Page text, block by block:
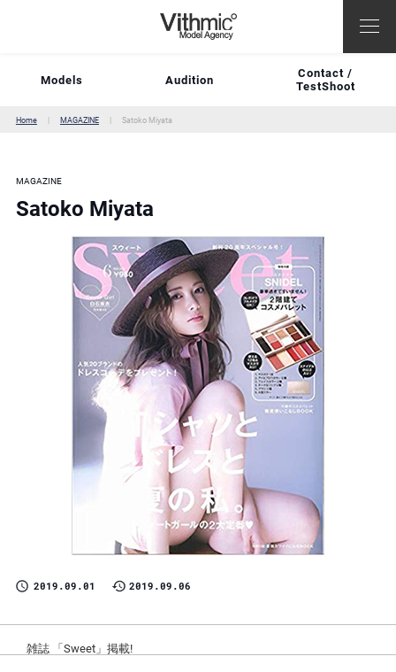
Models Audition
Contact /
TestShoot
Home MAGAZINE Satoko Miyata
MAGAZINE
Satoko Miyata
2019.09.01 2019.09.06
雑誌 「Sweet」掲載!